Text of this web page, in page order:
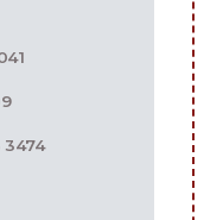
3474